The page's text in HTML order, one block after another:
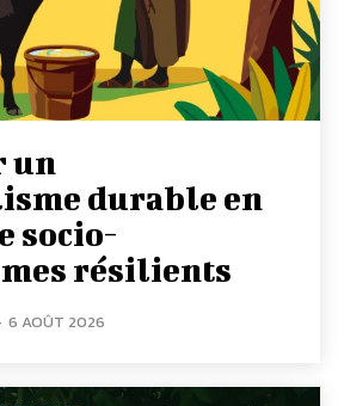
un
durable en
socio-
résilients
6 AOÛT 2026